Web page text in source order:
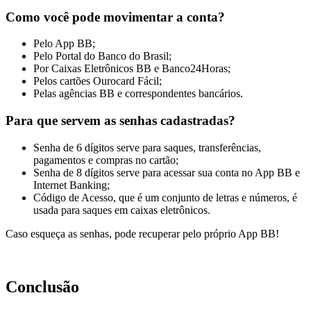
Como você pode movimentar a conta?
Pelo App BB;
Pelo Portal do Banco do Brasil;
Por Caixas Eletrônicos BB e Banco24Horas;
Pelos cartões Ourocard Fácil;
Pelas agências BB e correspondentes bancários.
Para que servem as senhas cadastradas?
Senha de 6 dígitos serve para saques, transferências,
pagamentos e compras no cartão;
Senha de 8 dígitos serve para acessar sua conta no App BB e
Internet Banking;
Código de Acesso, que é um conjunto de letras e números, é
usada para saques em caixas eletrônicos.
Caso esqueça as senhas, pode recuperar pelo próprio App BB!
Conclusão